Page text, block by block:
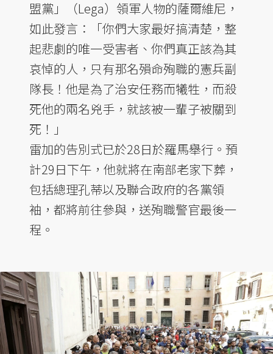
盟黨」（Lega）領軍人物的薩爾維尼，
如此發言：「你們大家最好搞清楚，整
起悲劇的唯一受害者、你們真正該為其
哀悼的人，只有那名殞命殉職的憲兵副
隊長！他是為了治安任務而犧牲，而殺
死他的兩名兇手，就該被一輩子被關到
死！」
雷加的告別式已於28日於羅馬舉行。預
計29日下午，他就將在南部老家下葬，
包括總理孔蒂以及聯合政府的各黨領
袖，都將前往參與，送殉職警官最後一
程。